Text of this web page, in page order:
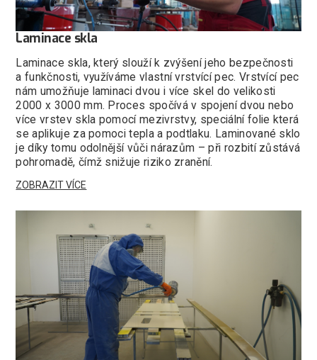
Laminace skla
Laminace skla, který slouží k zvýšení jeho bezpečnosti
a funkčnosti, využíváme vlastní vrstvící pec. Vrstvící pec
nám umožňuje laminaci dvou i více skel do velikosti
2000 x 3000 mm. Proces spočívá v spojení dvou nebo
více vrstev skla pomocí mezivrstvy, speciální folie která
se aplikuje za pomoci tepla a podtlaku. Laminované sklo
je díky tomu odolnější vůči nárazům – při rozbití zůstává
pohromadě, čímž snižuje riziko zranění.
ZOBRAZIT VÍCE